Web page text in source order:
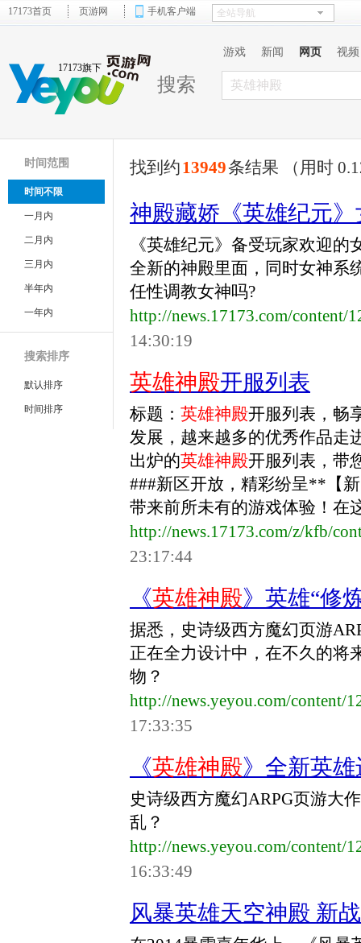
17173首页 页游网 手机客户端
17173旗下
游戏 新闻 网页 视频
搜索
时间范围
时间不限
一月内
二月内
三月内
半年内
一年内
搜索排序
默认排序
时间排序
找到约13949条结果 （用时
神殿藏娇《英雄纪元
《英雄纪元》备受玩家欢迎
全新的神殿里面，同时女神系
任性调教女神吗?
http://news.17173.com/content/
14:30:19
英雄神殿开服列表
标题： 英雄神殿开服列表，畅
发展，越来越多的优秀作品走
出炉的英雄神殿开服列表，带
###新区开放，精彩纷呈**【
带来前所未有的游戏体验！在
http://news.17173.com/z/kfb/
23:17:44
《英雄神殿》英雄“修
据悉，史诗级西方魔幻页游
正在全力设计中，在不久的将
物？
http://news.yeyou.com/content/
17:33:35
《英雄神殿》全新英
史诗级西方魔幻ARPG页游大
乱？
http://news.yeyou.com/content/
16:33:49
风暴英雄天空神殿 新